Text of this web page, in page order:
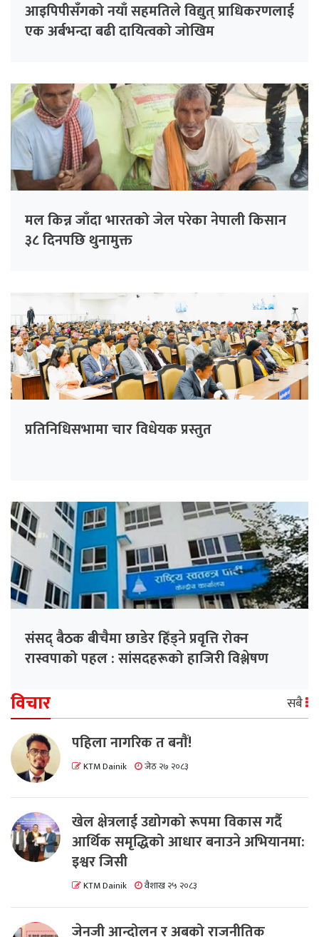
आइपिपीसँगको नयाँ सहमतिले विद्युत् प्राधिकरणलाई
एक अर्बभन्दा बढी दायित्वको जोखिम
मल किन्न जाँदा भारतको जेल परेका नेपाली किसान
३८ दिनपछि थुनामुक्त
प्रतिनिधिसभामा चार विधेयक प्रस्तुत
संसद् बैठक बीचैमा छाडेर हिँड्ने प्रवृत्ति रोक्न
रास्वपाको पहल : सांसदहरूको हाजिरी विश्लेषण
विचार सबै
पहिला नागरिक त बनाैं!
KTM Dainik जेठ २७ २०८३
खेल क्षेत्रलाई उद्योगको रूपमा विकास गर्दै
आर्थिक समृद्धिको आधार बनाउने अभियानमा:
इश्वर जिसी
KTM Dainik वैशाख २५ २०८३
जेनजी आन्दोलन र अबको राजनीतिक